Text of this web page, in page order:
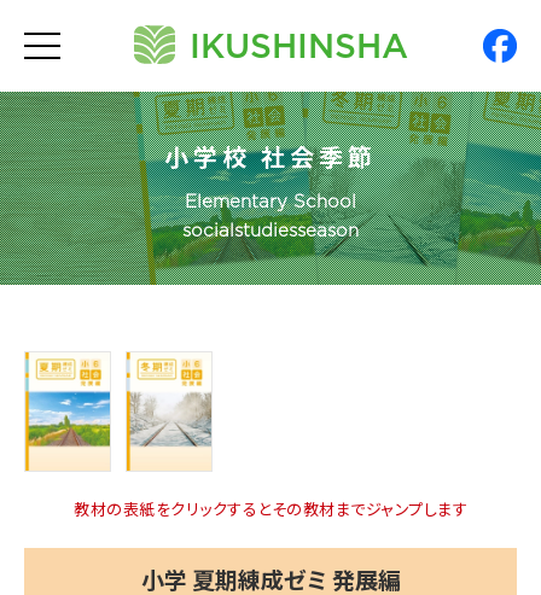
t
o
g
l
e
n
a
v
i
g
a
t
i
IKUSHINSHA
小学校 社会季節
Elementary School
socialstudiesseason
教材の表紙をクリックするとその教材までジャンプします
小学 夏期練成ゼミ 発展編